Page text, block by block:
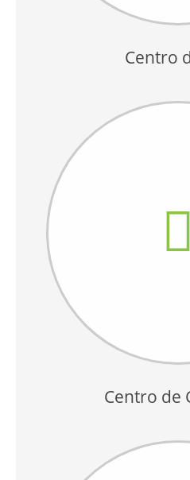
Centro
Centro de